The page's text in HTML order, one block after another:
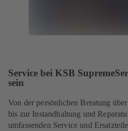
Service bei KSB
sein
Von der persönlichen Beratung
bis zur Instandhaltung und
umfassenden Service und